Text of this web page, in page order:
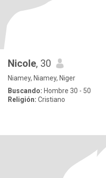
Nicole, 30
Niamey, Niamey, Niger
Buscando: Hombre 30 - 50
Religión: Cristiano